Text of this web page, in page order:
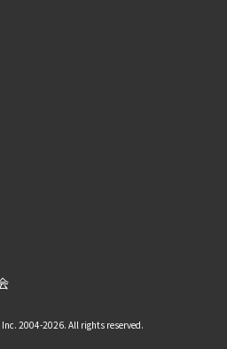
2004-2026. All rights reserved.